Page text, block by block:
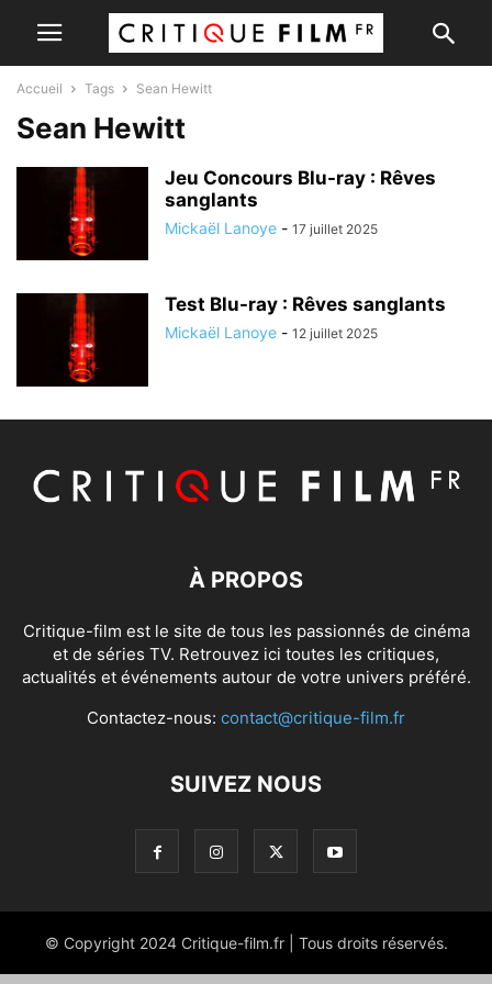
Accueil Tags Sean Hewitt
Sean Hewitt
Jeu Concours Blu-ray : Rêves
sanglants
Mickaël Lanoye - 17 juillet 2025
Test Blu-ray : Rêves sanglants
Mickaël Lanoye - 12 juillet 2025
À PROPOS
Critique-film est le site de tous les passionnés de cinéma
et de séries TV. Retrouvez ici toutes les critiques,
actualités et événements autour de votre univers préféré.
Contactez-nous: contact@critique-film.fr
SUIVEZ NOUS
© Copyright 2024 Critique-film.fr | Tous droits réservés.